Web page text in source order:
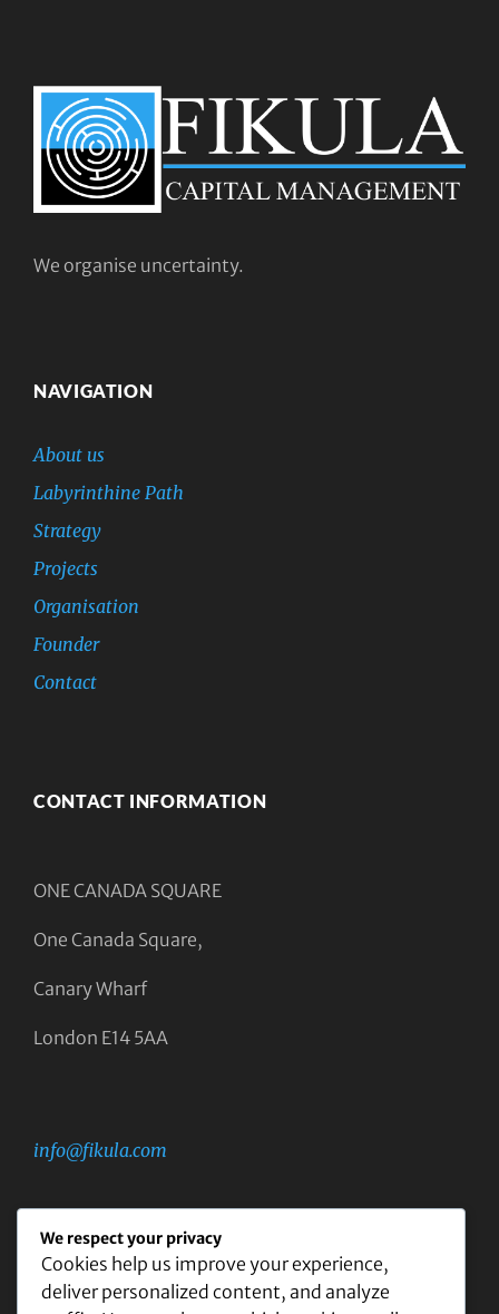
We organise uncertainty.
NAVIGATION
About us
Labyrinthine Path
Strategy
Projects
Organisation
Founder
Contact
CONTACT INFORMATION
ONE CANADA SQUARE
One Canada Square,
Canary Wharf
London E14 5AA
info@fikula.com
OPENING HOURS
We respect your privacy
Cookies help us improve your experience,
deliver personalized content, and analyze